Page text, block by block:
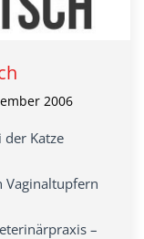
2006
der Katze
Vaginaltupfern
–